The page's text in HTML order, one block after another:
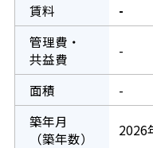
賃料
-
管理費・
共益費
-
面積
-
築年月
（築年数）
2026